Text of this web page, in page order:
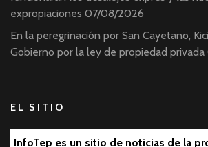
expropiaciones 07/08/2026
En la peregrinación por San Cayetano,
Gobierno por la ley de propiedad privada
EL SITIO
InfoTep es un sitio de noticias de la